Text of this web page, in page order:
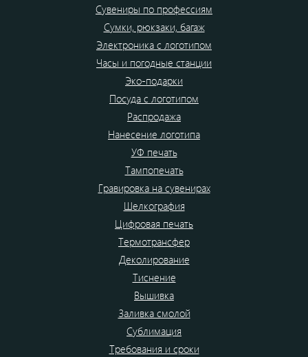
Сувениры по профессиям
Сумки, рюкзаки, багаж
Электроника с логотипом
Часы и погодные станции
Эко-подарки
Посуда с логотипом
Распродажа
Нанесение логотипа
УФ печать
Тампопечать
Гравировка на сувенирах
Шелкография
Цифровая печать
Термотрансфер
Деколирование
Тиснение
Вышивка
Заливка смолой
Сублимация
Требования и сроки